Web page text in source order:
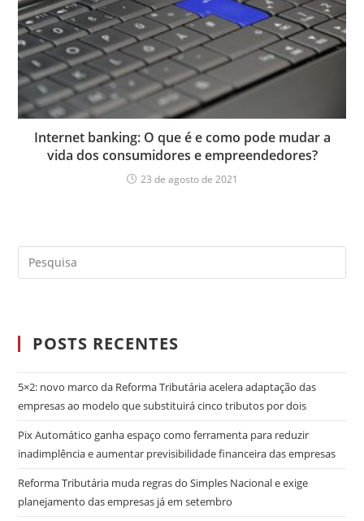
Internet banking: O que é e como pode mudar a
vida dos consumidores e empreendedores?
23 de agosto de 2021
POSTS RECENTES
5×2: novo marco da Reforma Tributária acelera adaptação das
empresas ao modelo que substituirá cinco tributos por dois
Pix Automático ganha espaço como ferramenta para reduzir
inadimplência e aumentar previsibilidade financeira das empresas
Reforma Tributária muda regras do Simples Nacional e exige
planejamento das empresas já em setembro